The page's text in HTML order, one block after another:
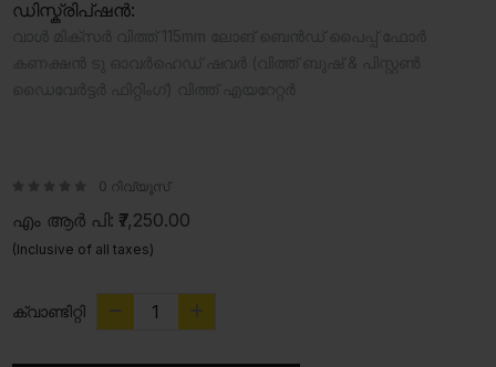
ഡിസ്ക്രിപ്ഷൻ:
0 റിവ്യൂസ്
എം ആർ പി: ₹7,250.00
(Inclusive of all taxes)
ക്വാണ്ടിറ്റി